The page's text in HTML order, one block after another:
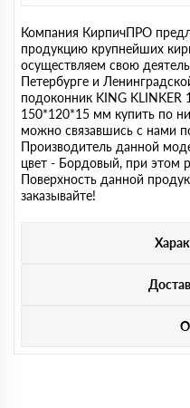
Компания КирпичПРО
продукцию крупнейших
осуществляем свою
Петербурге и
подоконник KING KLINKER
150*120*15 мм купить по
можно связавшись с нами
Производитель данной
цвет - Бордовый, при этом
Поверхность данной
заказывайте!